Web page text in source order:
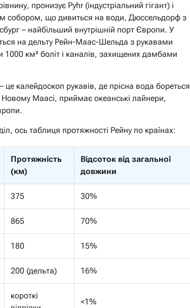
пронизує Руhr (індустріальний гігант) і
собором, що дивиться на води, Дюссельдорф з
– найбільший внутрішній порт Європи. У
на дельту Рейн-Маас-Шельда з рукавами
1000 км² боліт і каналів, захищених дамбами
це калейдоскоп рукавів, де прісна вода бореться
Маасі, приймає океанські лайнери,
ось таблиця протяжності Рейну по країнах:
Протяжність
(км)
Відсоток від загальної
довжини
375 30%
865 70%
180 15%
200 (дельта) 16%
короткі
<1%